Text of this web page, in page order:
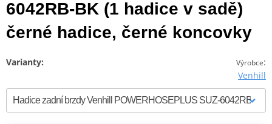
6042RB-BK (1 hadice v sadě)
černé hadice, černé koncovky
Výrobce:
Venhill
Varianty: